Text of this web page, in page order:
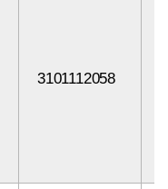
3101112058